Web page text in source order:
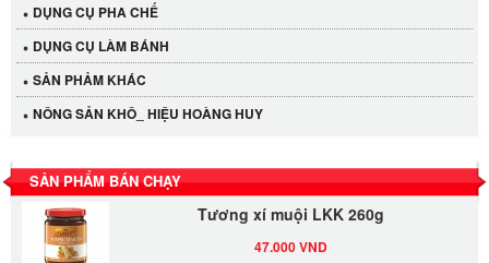
DỤNG CỤ PHA CHẾ
DỤNG CỤ LÀM BÁNH
SẢN PHẢM KHÁC
NÔNG SẢN KHÔ_ HIỆU HOÀNG HUY
SẢN PHẨM BÁN CHẠY
Cần Tây Đà Lạt
40.000 VND
LỐC 12 HỦ Tương xí muội LKK 260g
Tương xí muội LKK 260g